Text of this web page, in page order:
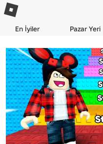
En İyiler Pazar Yeri